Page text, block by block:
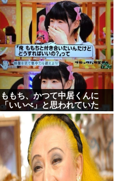
ももち、かつて中居くんに
「いいべ」と思われていた